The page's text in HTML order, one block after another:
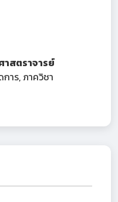
สตราจารย์
าร, ภาควิชา